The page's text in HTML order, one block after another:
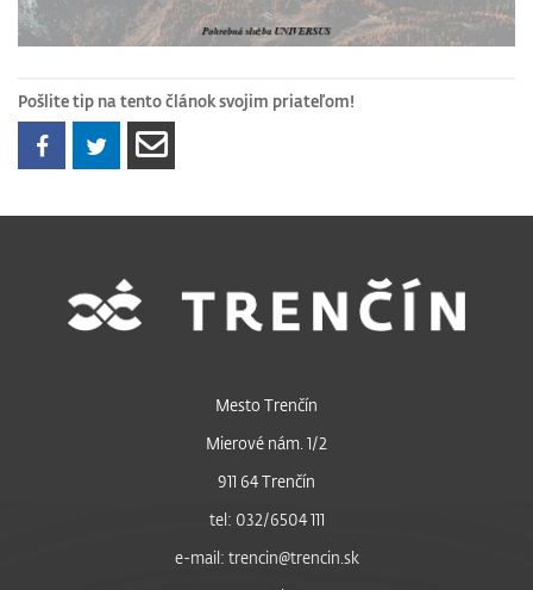
Pošlite tip na tento článok svojim priateľom!
Mesto Trenčín
Mierové nám. 1/2
911 64 Trenčín
tel: 032/6504 111
e-mail: trencin@trencin.sk